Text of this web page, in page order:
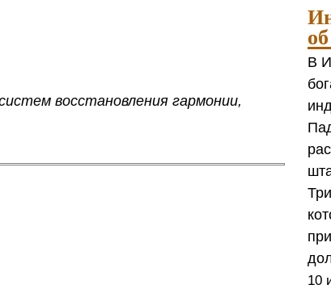
восстановления гармонии,
В
10